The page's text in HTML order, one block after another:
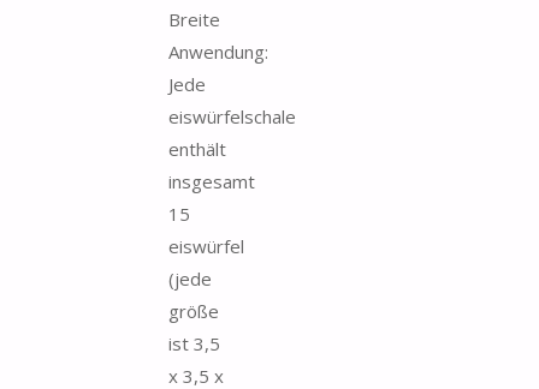
Breite
Anwendung:
Jede
eiswürfelschale
enthält
insgesamt
15
eiswürfel
(jede
größe
ist 3,5
x 3,5 x